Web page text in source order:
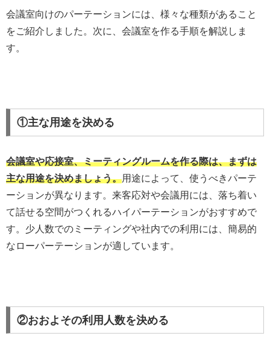
会議室向けのパーテーションには、様々な種類があること
をご紹介しました。次に、会議室を作る手順を解説しま
す。
①主な用途を決める
会議室や応接室、ミーティングルームを作る際は、まずは
主な用途を決めましょう。用途によって、使うべきパーテ
ーションが異なります。来客応対や会議用には、落ち着い
て話せる空間がつくれるハイパーテーションがおすすめで
す。少人数でのミーティングや社内での利用には、簡易的
なローパーテーションが適しています。
②おおよその利用人数を決める